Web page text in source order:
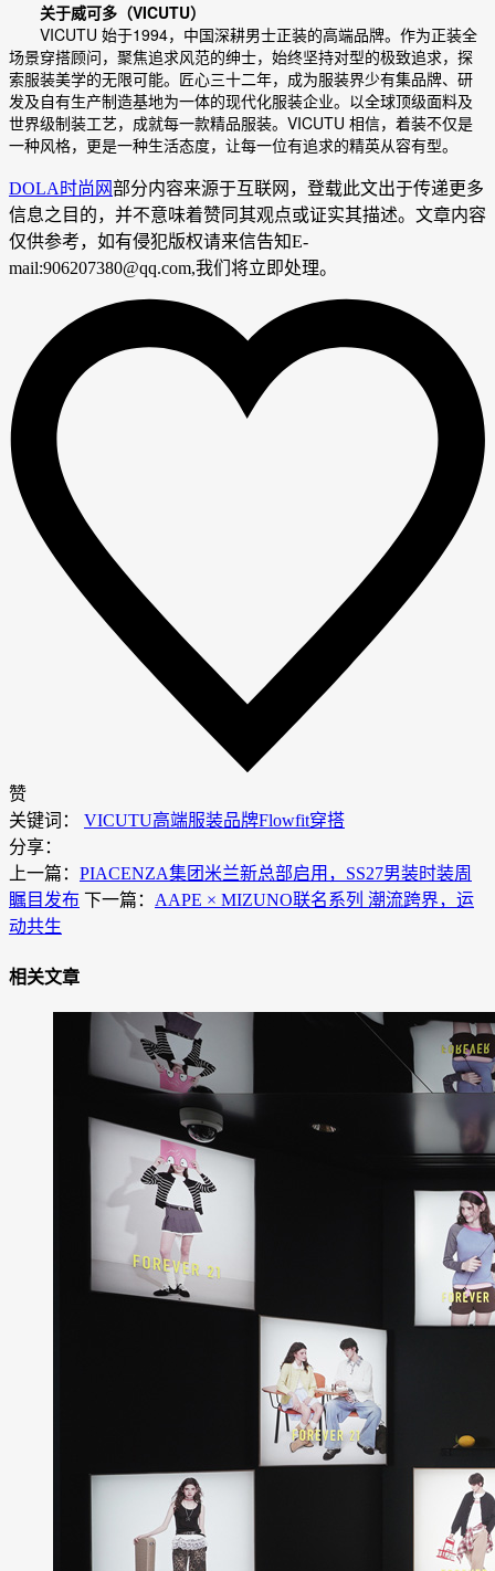
关于威可多（VICUTU）
VICUTU 始于1994，中国深耕男士正装的高端品牌。作为正装全
场景穿搭顾问，聚焦追求风范的绅士，始终坚持对型的极致追求，探
索服装美学的无限可能。匠心三十二年，成为服装界少有集品牌、研
发及自有生产制造基地为一体的现代化服装企业。以全球顶级面料及
世界级制装工艺，成就每一款精品服装。VICUTU 相信，着装不仅是
一种风格，更是一种生活态度，让每一位有追求的精英从容有型。
DOLA时尚网部分内容来源于互联网，登载此文出于传递更多
信息之目的，并不意味着赞同其观点或证实其描述。文章内容
仅供参考，如有侵犯版权请来信告知E-
mail:906207380@qq.com,我们将立即处理。
赞
关键词： VICUTU高端服装品牌Flowfit穿搭
分享：
上一篇： PIACENZA集团米兰新总部启用，SS27男装时装周
瞩目发布 下一篇： AAPE × MIZUNO联名系列 潮流跨界，运
动共生
相关文章